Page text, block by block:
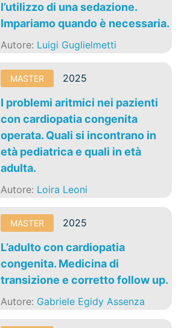
l’utilizzo di una sedazione.
Impariamo quando è necessaria.
Autore: Luigi Guglielmetti
MASTER 2025
I problemi aritmici nei pazienti
con cardiopatia congenita
operata. Quali si incontrano in
età pediatrica e quali in età
adulta.
Autore: Loira Leoni
MASTER 2025
L’adulto con cardiopatia
congenita. Medicina di
transizione e corretto follow up.
Autore: Gabriele Egidy Assenza